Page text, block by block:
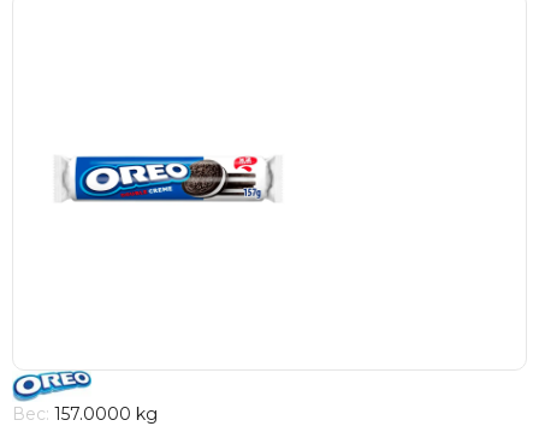
Вес: 157.0000 kg